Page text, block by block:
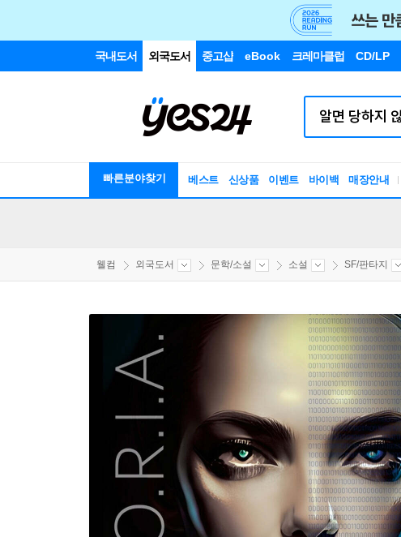
국내도서 외국도서 중고샵 eBook 크레마클럽 CD/LP
빠른분야찾기 베스트 신상품 이벤트 바이백 매장안내
웰컴 외국도서 문학/소설 소설 SF/판타지